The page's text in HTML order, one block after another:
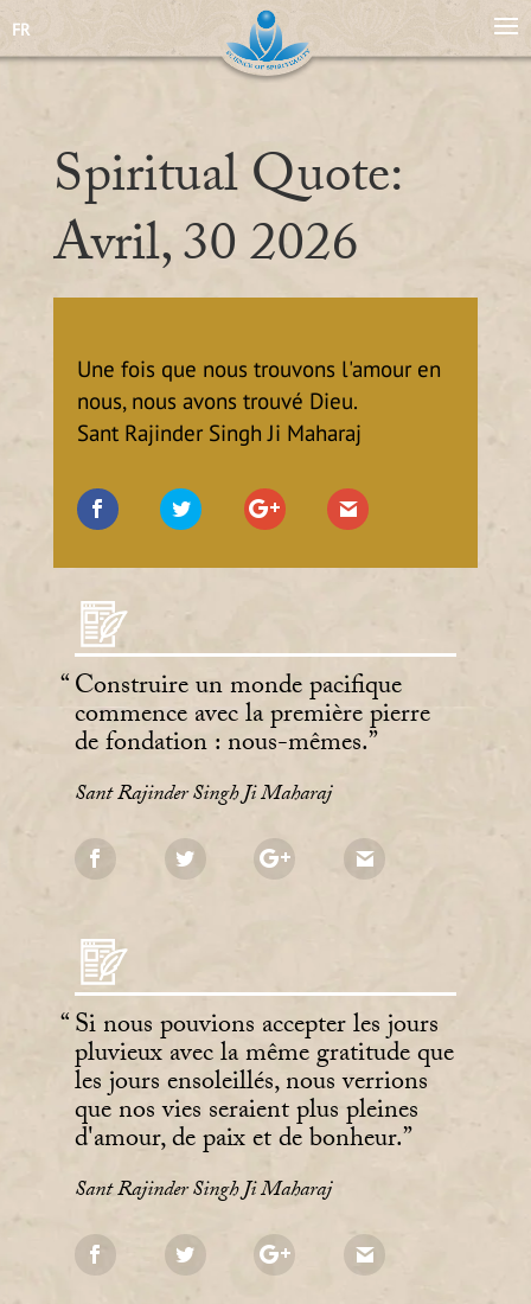
FR
Spiritual Quote:
Avril, 30 2026
Une fois que nous trouvons l'amour en
nous, nous avons trouvé Dieu.
Sant Rajinder Singh Ji Maharaj
Construire un monde pacifique
commence avec la première pierre
de fondation : nous-mêmes.
Sant Rajinder Singh Ji Maharaj
Si nous pouvions accepter les jours
pluvieux avec la même gratitude que
les jours ensoleillés, nous verrions
que nos vies seraient plus pleines
d'amour, de paix et de bonheur.
Sant Rajinder Singh Ji Maharaj